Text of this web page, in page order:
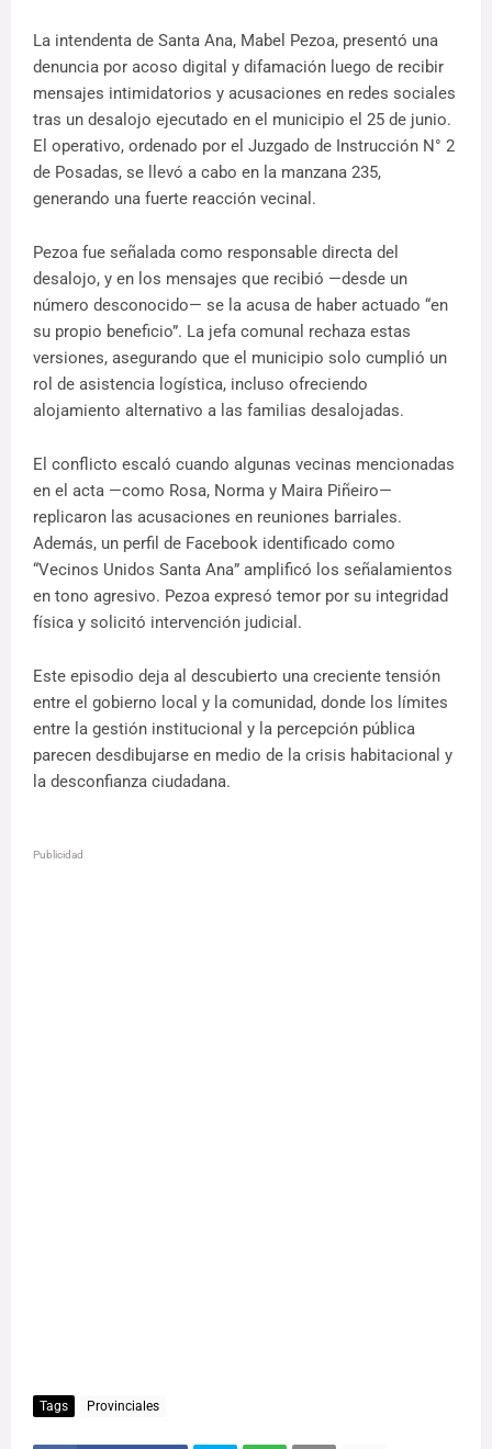
La intendenta de Santa Ana, Mabel Pezoa, presentó una
denuncia por acoso digital y difamación luego de recibir
mensajes intimidatorios y acusaciones en redes sociales
tras un desalojo ejecutado en el municipio el 25 de junio.
El operativo, ordenado por el Juzgado de Instrucción N° 2
de Posadas, se llevó a cabo en la manzana 235,
generando una fuerte reacción vecinal.
Pezoa fue señalada como responsable directa del
desalojo, y en los mensajes que recibió —desde un
número desconocido— se la acusa de haber actuado “en
su propio beneficio”. La jefa comunal rechaza estas
versiones, asegurando que el municipio solo cumplió un
rol de asistencia logística, incluso ofreciendo
alojamiento alternativo a las familias desalojadas.
El conflicto escaló cuando algunas vecinas mencionadas
en el acta —como Rosa, Norma y Maira Piñeiro—
replicaron las acusaciones en reuniones barriales.
Además, un perfil de Facebook identificado como
“Vecinos Unidos Santa Ana” amplificó los señalamientos
en tono agresivo. Pezoa expresó temor por su integridad
física y solicitó intervención judicial.
Este episodio deja al descubierto una creciente tensión
entre el gobierno local y la comunidad, donde los límites
entre la gestión institucional y la percepción pública
parecen desdibujarse en medio de la crisis habitacional y
la desconfianza ciudadana.
Publicidad
Tags Provinciales